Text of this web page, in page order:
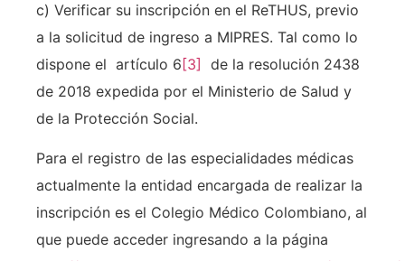
c) Verificar su inscripción en el ReTHUS, previo
a la solicitud de ingreso a MIPRES. Tal como lo
dispone el artículo 6 [3]
de la resolución 2438
de 2018 expedida por el Ministerio de Salud y
de la Protección Social.
Para el registro de las especialidades médicas
actualmente la entidad encargada de realizar la
inscripción es el Colegio Médico Colombiano, al
que puede acceder ingresando a la página